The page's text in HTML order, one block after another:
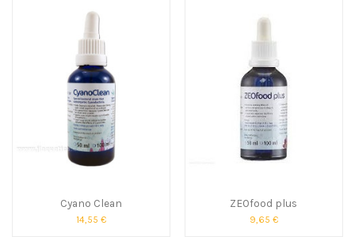
Cyano Clean
14,55 €
ZEOfood plus
9,65 €